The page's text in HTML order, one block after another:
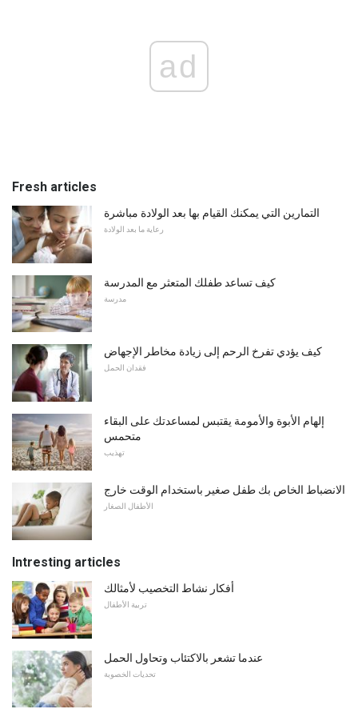
ad
Fresh articles
التمارين التي يمكنك القيام بها بعد الولادة مباشرة
رعاية ما بعد الولادة
كيف تساعد طفلك المتعثر مع المدرسة
مدرسة
كيف يؤدي تفرخ الرحم إلى زيادة مخاطر الإجهاض
فقدان الحمل
إلهام الأبوة والأمومة يقتبس لمساعدتك على البقاء
متحمس
تهذيب
الانضباط الخاص بك طفل صغير باستخدام الوقت خارج
الأطفال الصغار
Intresting articles
أفكار نشاط التخصيب لأمثالك
تربية الأطفال
عندما تشعر بالاكتئاب وتحاول الحمل
تحديات الخصوبة